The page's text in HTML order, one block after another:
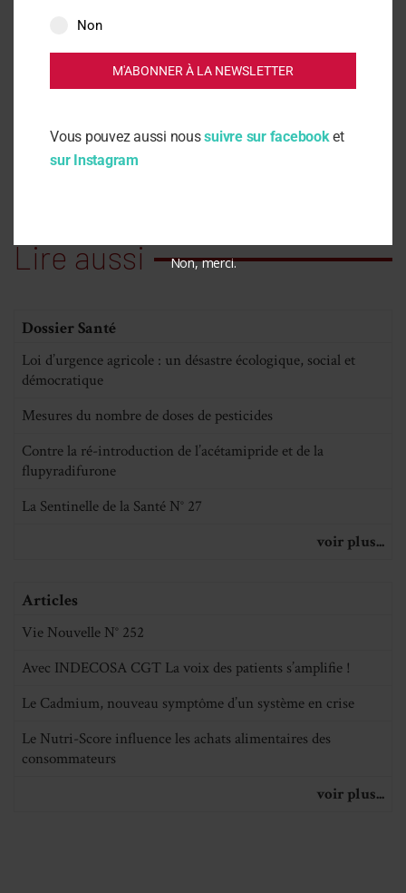
Santé
Articles
Lire aussi
Dossier Santé
Loi d’urgence agricole : un désastre écologique, social et
démocratique
Mesures du nombre de doses de pesticides
Contre la ré-introduction de l’acétamipride et de la
flupyradifurone
La Sentinelle de la Santé N° 27
voir plus...
Articles
Vie Nouvelle N° 252
Avec INDECOSA CGT La voix des patients s’amplifie !
Le Cadmium, nouveau symptôme d’un système en crise
Le Nutri-Score influence les achats alimentaires des
consommateurs
voir plus...
Non
M'ABONNER À LA NEWSLETTER
Vous pouvez aussi noussuivre sur facebooket
sur Instagram
Non, merci.